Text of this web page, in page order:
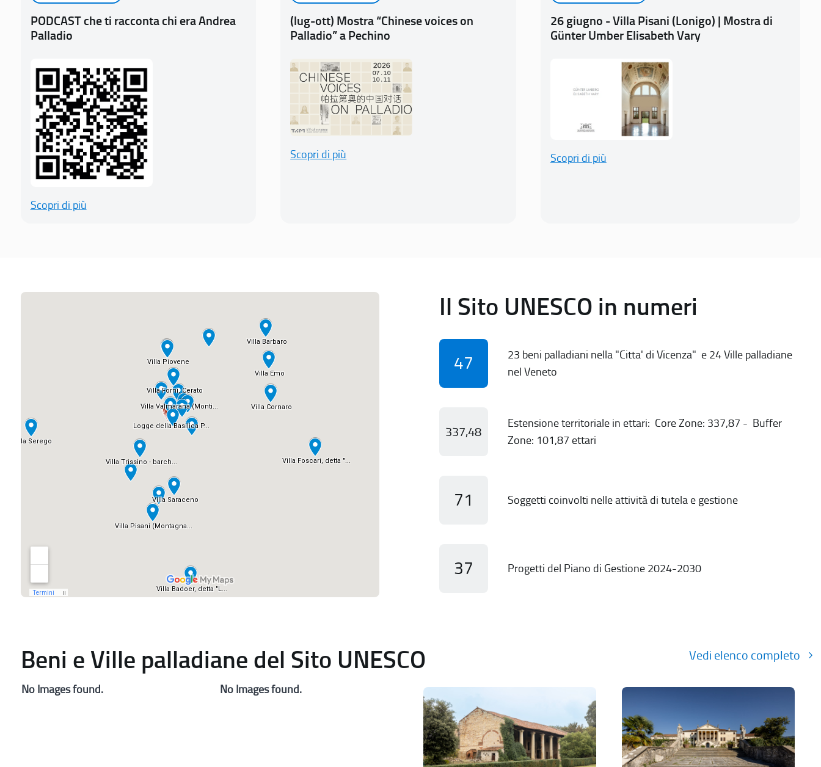
PODCAST che ti racconta chi era Andrea
Palladio
Scopri di più
(lug-ott) Mostra “Chinese voices on
Palladio” a Pechino
Scopri di più
26 giugno - Villa Pisani (Lonigo) | Mostra di
Günter Umber Elisabeth Vary
Scopri di più
Il Sito UNESCO in numeri
47
23 beni palladiani nella "Citta' di Vicenza" e 24 Ville palladiane
nel Veneto
337,48
Estensione territoriale in ettari: Core Zone: 337,87 - Buffer
Zone: 101,87 ettari
71 Soggetti coinvolti nelle attività di tutela e gestione
37 Progetti del Piano di Gestione 2024-2030
Beni e Ville palladiane del Sito UNESCO Vedi elenco completo
No Images found. No Images found.